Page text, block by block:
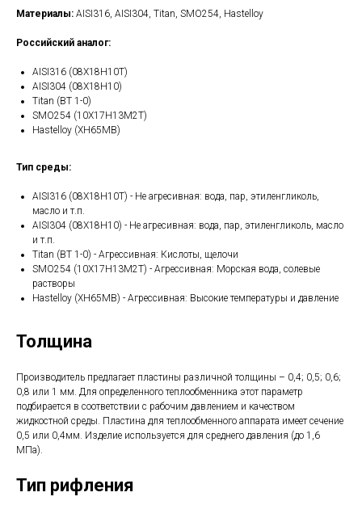
Материалы: AISI316, AISI304, Titan, SMO254, Hastelloy
Российский аналог:
AISI316 (08Х18Н10Т)
AISI304 (08Х18Н10)
Titan (ВТ 1-0)
SMO254 (10Х17Н13М2Т)
Hastelloy (ХН65МВ)
Тип среды:
AISI316 (08Х18Н10Т) - Не агресивная: вода, пар, этиленгликоль,
масло и т.п.
AISI304 (08Х18Н10) - Не агресивная: вода, пар, этиленгликоль, масло
и т.п.
Titan (ВТ 1-0) - Агрессивная: Кислоты, щелочи
SMO254 (10Х17Н13М2Т) - Агрессивная: Морская вода, солевые
растворы
Hastelloy (ХН65МВ) - Агрессивная: Высокие температуры и давление
Толщина
Производитель предлагает пластины различной толщины – 0,4; 0,5; 0,6;
0,8 или 1 мм. Для определенного теплообменника этот параметр
подбирается в соответствии с рабочим давлением и качеством
жидкостной среды. Пластина для теплообменного аппарата имеет сечение
0,5 или 0,4мм. Изделие используется для среднего давления (до 1,6
МПа).
Тип рифления